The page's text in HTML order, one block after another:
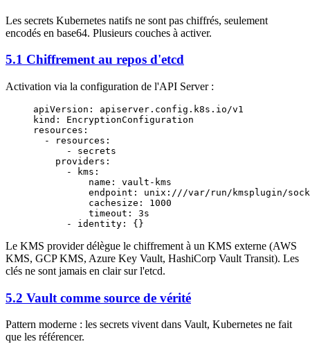
Les secrets Kubernetes natifs ne sont pas chiffrés, seulement
encodés en base64. Plusieurs couches à activer.
5.1 Chiffrement au repos d'etcd
Activation via la configuration de l'API Server :
apiVersion : apiserver.config.k8s.io/v1
kind : EncryptionConfiguration
resources :
  -
resources :
      -
secrets
    providers
:
      -
kms :
          name
: vault-kms
          endpoint
: unix:///var/run/kmsplugin/
          cachesize
: 1000
          timeout
: 3s
      -
identity : {}
Le KMS provider délègue le chiffrement à un KMS externe (AWS
KMS, GCP KMS, Azure Key Vault, HashiCorp Vault Transit). Les
clés ne sont jamais en clair sur l'etcd.
5.2 Vault comme source de vérité
Pattern moderne : les secrets vivent dans Vault, Kubernetes ne fait
que les référencer.